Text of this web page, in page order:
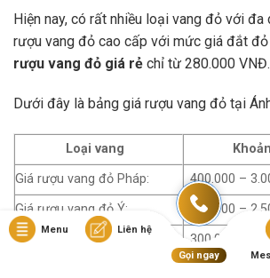
Hiện nay, có rất nhiều loại vang đỏ với
rượu vang đỏ cao cấp với mức giá đắt
rượu vang đỏ giá rẻ chỉ từ 280.000 VNĐ.
Dưới đây là bảng giá rượu vang đỏ tại
Loại vang
Giá rượu vang đỏ Pháp:
400.000 –
Giá rượu vang đỏ Ý:
350.000 –
Giá rượu vang đỏ Chile:
300.000 –
Menu Liên hệ
Gọi ngay